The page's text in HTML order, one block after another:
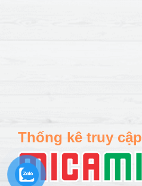
Thống kê truy cập